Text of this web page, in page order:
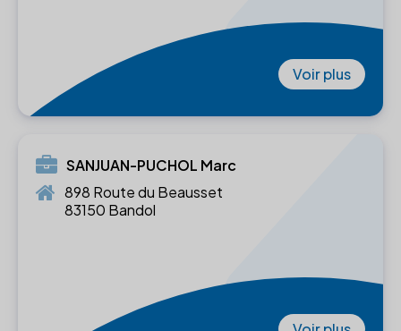
Voir plus
SANJUAN-PUCHOL Marc
898 Route du Beausset
83150 Bandol